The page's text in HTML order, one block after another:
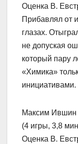
Оценка В.
Прибавлял от
глазах.
не допуская
который пару
«Химика»
инициативами.
Максим Ившин
(4 игры, 3,8
Оценка В.